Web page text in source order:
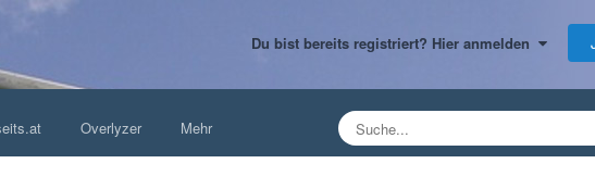
Du bist bereits registriert? Hier anmelden
Overlyzer Mehr